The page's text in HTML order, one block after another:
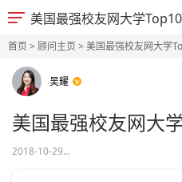
美国最强校友网大学Top10
首页> 顾问主页> 美国最强校友网大学
吴耀
美国最强校友网大
2018-10-29...